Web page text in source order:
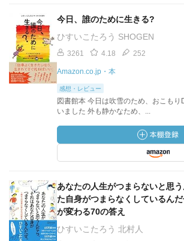
今日、誰のために生きる?
ひすいこたろう SHOGEN
3261 4.18 252
Amazon.co.jp・本
感想・レビュー
図書館本 今日は吹雪のため、おこも
いました 外も静かなため、...
あなたの人生がつまらないと思
た自身がつまらなくしているん
が変わる70の答え
ひすいこたろう 北村人